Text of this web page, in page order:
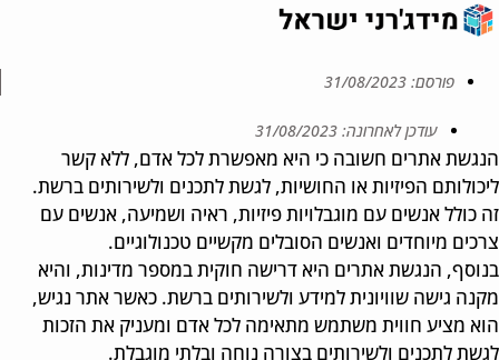
פורסם: 31/08/2023
עודכן לאחרונה: 31/08/2023
אתרים חשובה כי היא מאפשרת לכל אדם, ללא קשר
הפיזיות או החושיות, לגשת לתכנים ולשירותים ברשת.
כולל אנשים עם מוגבלויות פיזיות, ראיה ושמיעה, אנשים עם
מיוחדים ואנשים הסובלים מקשיים טכנולוגיים.
הנגשת אתרים היא דרישה חוקית במספר מדינות, והיא
גישה שוויונית למידע ולשירותים ברשת. כאשר אתר נגיש,
מציע חווית משתמש מתאימה לכל אדם ומעניק את הזכות
לתכנים ולשירותים בצורה נוחה ובלתי מוגבלת.